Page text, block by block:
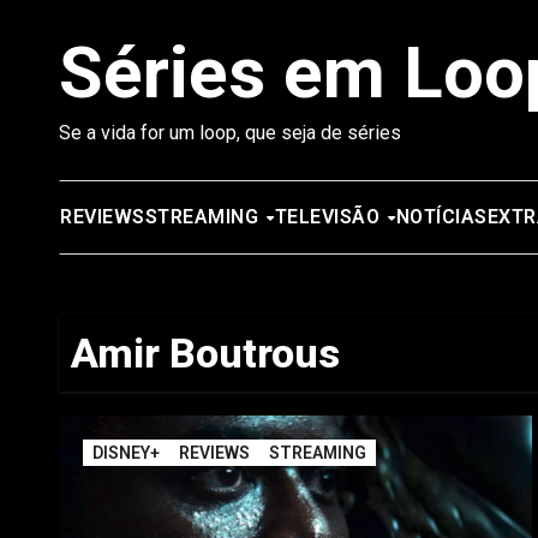
Séries em
Se a vida for um loop, que seja de séries
REVIEWSSTREAMING TELEVISÃO NOTÍCIAS
Amir Boutrous
DISNEY+ REVIEWS STREAMING